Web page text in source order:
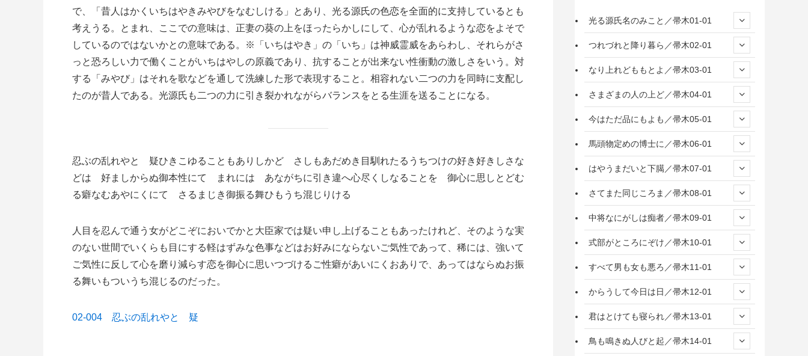
で、「昔人はかくいちはやきみやびをなむしける」とあり、光る源氏の色恋を全面的に支持しているとも
考えうる。とまれ、ここでの意味は、正妻の葵の上をほったらかしにして、心が乱れるような恋をよそで
しているのではないかとの意味である。※「いちはやき」の「いち」は神威霊威をあらわし、それらがさ
っと恐ろしい力で働くことがいちはやしの原義であり、抗することが出来ない性衝動の激しさをいう。対
する「みやび」はそれを歌などを通して洗練した形で表現すること。相容れない二つの力を同時に支配し
たのが昔人である。光源氏も二つの力に引き裂かれながらバランスをとる生涯を送ることになる。
忍ぶの乱れやと 疑ひきこゆることもありしかど さしもあだめき目馴れたるうちつけの好き好きしさな
どは 好ましからぬ御本性にて まれには あながちに引き違へ心尽くしなることを 御心に思しとどむ
る癖なむあやにくにて さるまじき御振る舞ひもうち混じりける
人目を忍んで通う女がどこぞにおいでかと大臣家では疑い申し上げることもあったけれど、そのような実
のない世間でいくらも目にする軽はずみな色事などはお好みにならないご気性であって、稀には、強いて
ご気性に反して心を磨り減らす恋を御心に思いつづけるご性癖があいにくおありで、あってはならぬお振
る舞いもついうち混じるのだった。
02-004 忍ぶの乱れやと 疑
光る源氏名のみこと／帚木01-01
つれづれと降り暮ら／帚木02-01
なり上れどももとよ／帚木03-01
さまざまの人の上ど／帚木04-01
今はただ品にもよも／帚木05-01
馬頭物定めの博士に／帚木06-01
はやうまだいと下臈／帚木07-01
さてまた同じころま／帚木08-01
中将なにがしは痴者／帚木09-01
式部がところにぞけ／帚木10-01
すべて男も女も悪ろ／帚木11-01
からうして今日は日／帚木12-01
君はとけても寝られ／帚木13-01
鳥も鳴きぬ人びと起／帚木14-01